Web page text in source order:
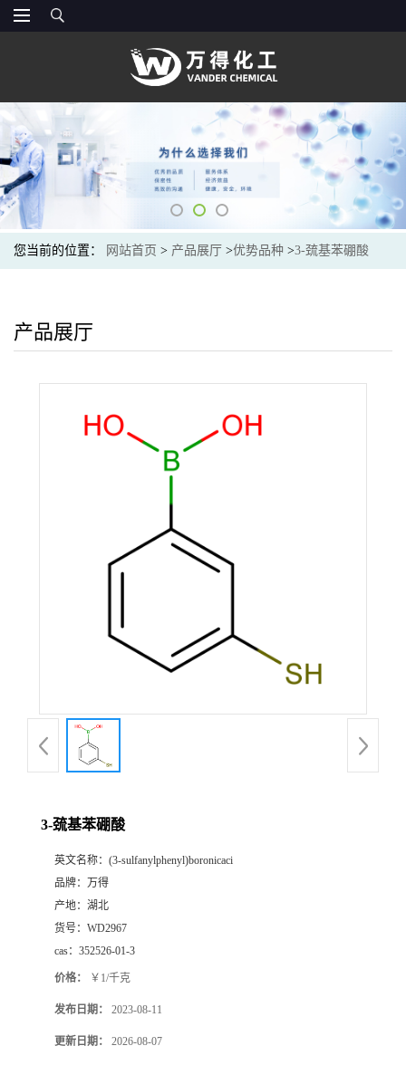
您当前的位置： 网站首页 > 产品展厅 >优势品种 >3-巯基苯硼酸
产品展厅
3-巯基苯硼酸
英文名称： (3-sulfanylphenyl)boronicaci
品牌： 万得
产地： 湖北
货号： WD2967
cas： 352526-01-3
价格： ￥1/千克
发布日期： 2023-08-11
更新日期： 2026-08-07